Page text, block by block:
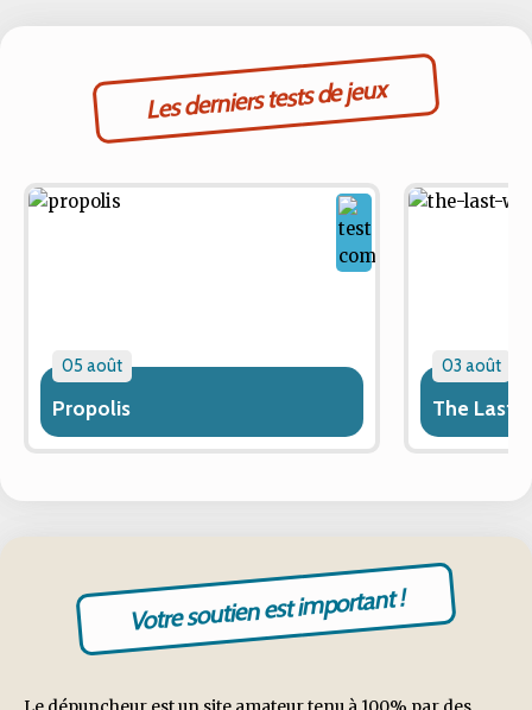
Les derniers tests de jeux
05 août
Propolis
03 août
The Last
Votre soutien est important !